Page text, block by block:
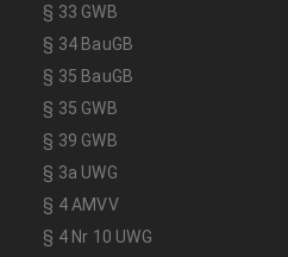
§ 33 GWB
§ 34 BauGB
§ 35 BauGB
§ 35 GWB
§ 39 GWB
§ 3a UWG
§ 4 AMVV
§ 4 Nr 10 UWG